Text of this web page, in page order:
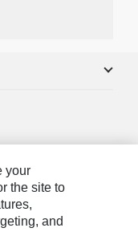
your
the site to
and